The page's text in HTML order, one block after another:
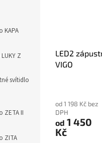
KAPA
Z
svítidlo
ZETA II
ZITA
LED2
VIGO
od 1 198 Kč bez
DPH
od 1 450
Kč